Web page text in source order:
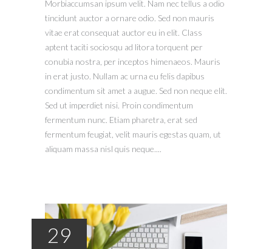
Morbiaccumsan ipsum velit. Nam nec tellus a odio
tincidunt auctor a ornare odio. Sed non mauris
vitae erat consequat auctor eu in elit. Class
aptent taciti sociosqu ad litora torquent per
conubia nostra, per inceptos himenaeos. Mauris
in erat justo. Nullam ac urna eu felis dapibus
condimentum sit amet a augue. Sed non neque elit.
Sed ut imperdiet nisi. Proin condimentum
fermentum nunc. Etiam pharetra, erat sed
fermentum feugiat, velit mauris egestas quam, ut
aliquam massa nisl quis neque....
29